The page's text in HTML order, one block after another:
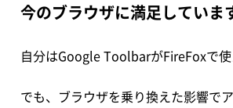
今のブラウザに満足していま
自分はGoogle ToolbarがFireFoxで
でも、ブラウザを乗り換えた影響で